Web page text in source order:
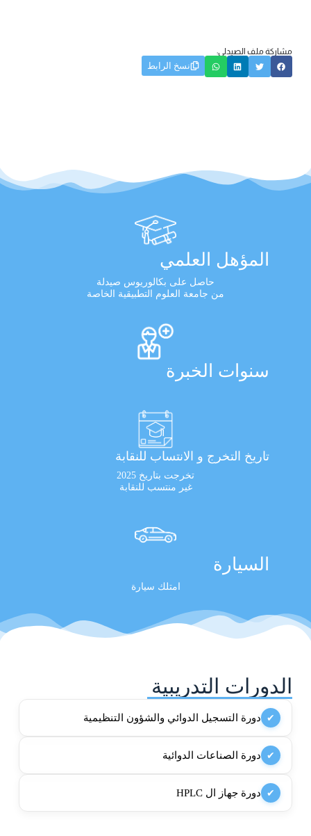
مشاركة ملف الصيدلي:
نسخ الرابط
المؤهل العلمي
حاصل على بكالوريوس صيدلة
من جامعة العلوم التطبيقية الخاصة
سنوات الخبرة
تاريخ التخرج و الانتساب للنقابة
تخرجت بتاريخ 2025
غير منتسب للنقابة
السيارة
امتلك سيارة
الدورات التدريبية
✔ دورة التسجيل الدوائي والشؤون التنظيمية
✔ دورة الصناعات الدوائية
✔ دورة جهاز ال HPLC